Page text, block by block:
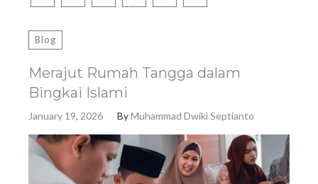
Blog
Merajut Rumah Tangga dalam
Bingkai Islami
January 19, 2026 ByMuhammad Dwiki Septianto